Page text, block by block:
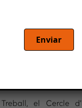
més eficient dels
el Cercle
Enviar